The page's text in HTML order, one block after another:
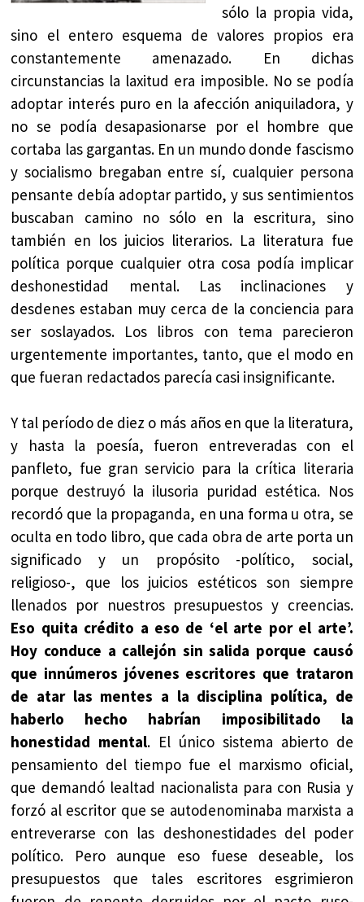
sólo la propia vida,
sino el entero esquema de valores propios era
constantemente amenazado. En dichas
circunstancias la laxitud era imposible. No se podía
adoptar interés puro en la afección aniquiladora, y
no se podía desapasionarse por el hombre que
cortaba las gargantas. En un mundo donde fascismo
y socialismo bregaban entre sí, cualquier persona
pensante debía adoptar partido, y sus sentimientos
buscaban camino no sólo en la escritura, sino
también en los juicios literarios. La literatura fue
política porque cualquier otra cosa podía implicar
deshonestidad mental. Las inclinaciones y
desdenes estaban muy cerca de la conciencia para
ser soslayados. Los libros con tema parecieron
urgentemente importantes, tanto, que el modo en
que fueran redactados parecía casi insignificante.
Y tal período de diez o más años en que la literatura,
y hasta la poesía, fueron entreveradas con el
panfleto, fue gran servicio para la crítica literaria
porque destruyó la ilusoria puridad estética. Nos
recordó que la propaganda, en una forma u otra, se
oculta en todo libro, que cada obra de arte porta un
significado y un propósito -político, social,
religioso-, que los juicios estéticos son siempre
llenados por nuestros presupuestos y creencias.
Eso quita crédito a eso de ‘el arte por el arte’.
Hoy conduce a callejón sin salida porque causó
que innúmeros jóvenes escritores que trataron
de atar las mentes a la disciplina política, de
haberlo hecho habrían imposibilitado la
honestidad mental. El único sistema abierto de
pensamiento del tiempo fue el marxismo oficial,
que demandó lealtad nacionalista para con Rusia y
forzó al escritor que se autodenominaba marxista a
entreverarse con las deshonestidades del poder
político. Pero aunque eso fuese deseable, los
presupuestos que tales escritores esgrimieron